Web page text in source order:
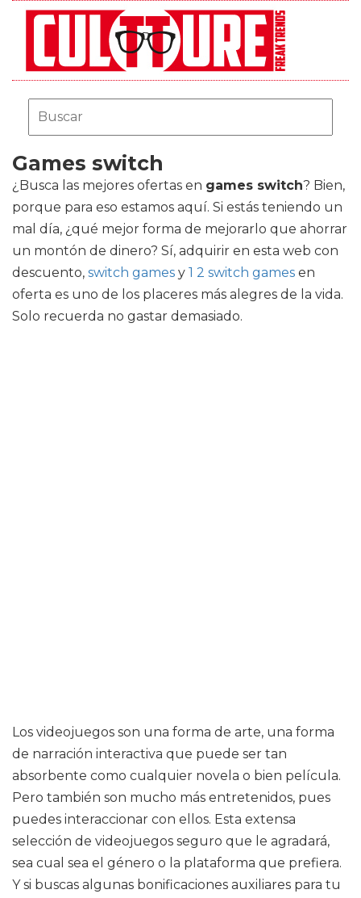
Games switch
¿Busca las mejores ofertas en games switch? Bien,
porque para eso estamos aquí. Si estás teniendo un
mal día, ¿qué mejor forma de mejorarlo que ahorrar
un montón de dinero? Sí, adquirir en esta web con
descuento, switch games y 1 2 switch games en
oferta es uno de los placeres más alegres de la vida.
Solo recuerda no gastar demasiado.
Los videojuegos son una forma de arte, una forma
de narración interactiva que puede ser tan
absorbente como cualquier novela o bien película.
Pero también son mucho más entretenidos, pues
puedes interaccionar con ellos. Esta extensa
selección de videojuegos seguro que le agradará,
sea cual sea el género o la plataforma que prefiera.
Y si buscas algunas bonificaciones auxiliares para tu